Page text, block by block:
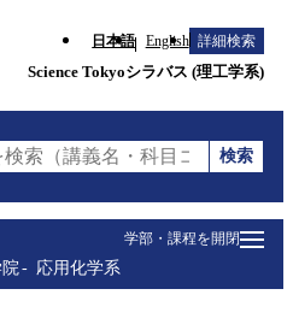
日本語 English 詳細検索
Science Tokyoシラバス (理工学系)
索（講義名・科目コード・担当
検索
学部・課程を開閉
応用化学系